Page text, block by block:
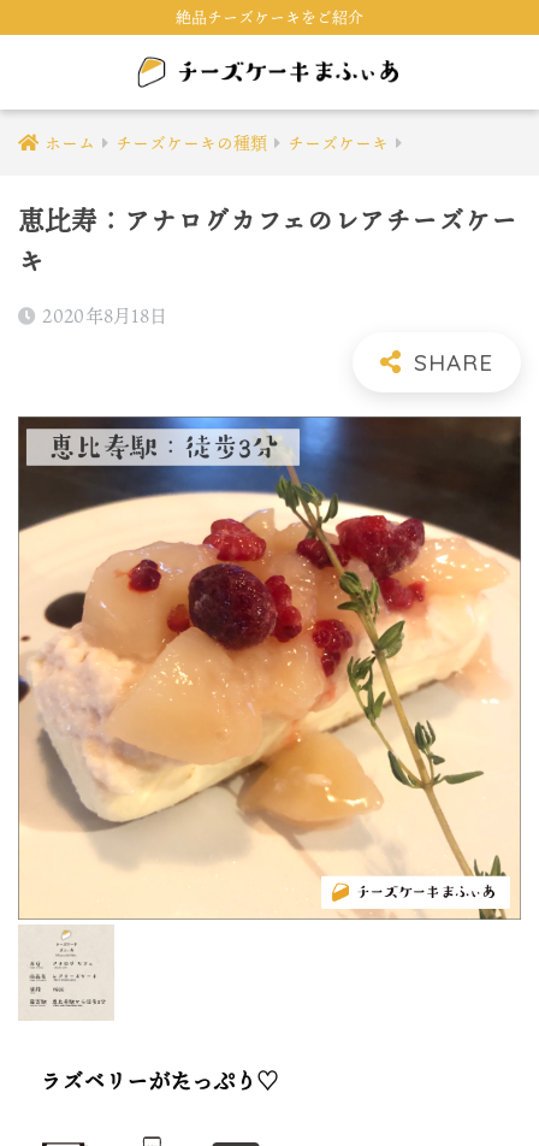
絶品チーズケーキをご紹介
ホーム チーズケーキの種類 チーズケーキ
恵比寿：アナログカフェのレアチーズケー
キ
2020年8月18日
ラズベリーがたっぷり♡